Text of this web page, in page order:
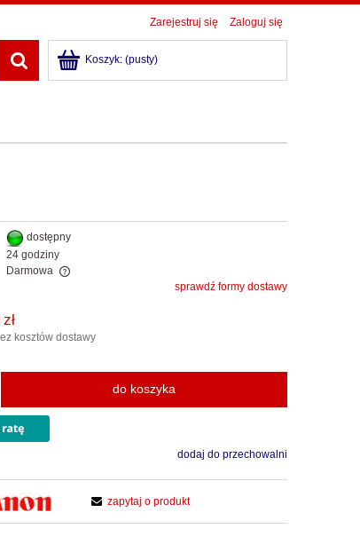
Zarejestruj się Zaloguj się
Koszyk: (pusty)
dostępny
24 godziny
Darmowa
sprawdź formy dostawy
kosztów dostawy
do koszyka
dodaj do przechowalni
zapytaj o produkt